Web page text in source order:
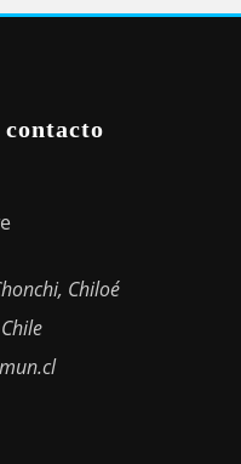
Chiloé